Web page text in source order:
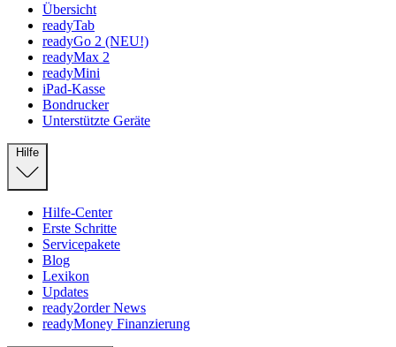
Übersicht
readyTab
readyGo 2 (NEU!)
readyMax 2
readyMini
iPad-Kasse
Bondrucker
Unterstützte Geräte
Hilfe-Center
Erste Schritte
Servicepakete
Blog
Lexikon
Updates
ready2order News
readyMoney Finanzierung